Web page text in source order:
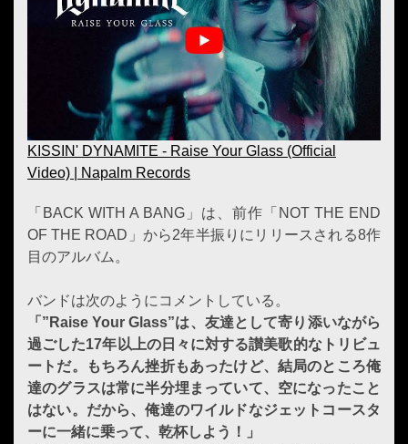
KISSIN' DYNAMITE - Raise Your Glass (Official
Video) | Napalm Records
「BACK WITH A BANG」は、前作「NOT THE END
OF THE ROAD」から2年半振りにリリースされる8作
目のアルバム。
バンドは次のようにコメントしている。
「”Raise Your Glass”は、友達として寄り添いながら
過ごした17年以上の日々に対する讃美歌的なトリビュ
ートだ。もちろん挫折もあったけど、結局のところ俺
達のグラスは常に半分埋まっていて、空になったこと
はない。だから、俺達のワイルドなジェットコースタ
ーに一緒に乗って、乾杯しよう！」